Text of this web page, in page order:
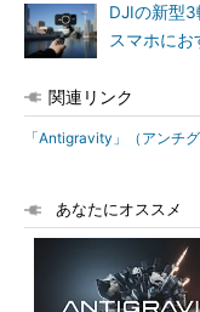
DJIの新型
スマホにお
関連リンク
「Antigravity」（アンチグ
あなたにオススメ